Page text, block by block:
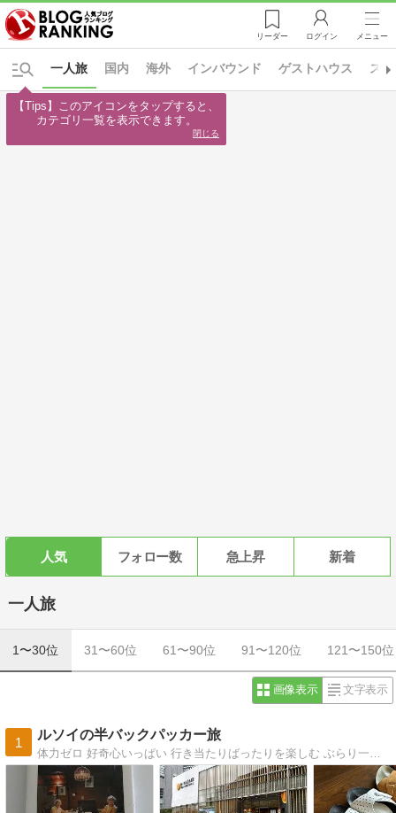
リーダー ログイン メニュー
国内 海外 インバウンド ゲストハウス ス
一人旅
人気 フォロー数 急上昇 新着
一人旅
1〜30位 31〜60位 61〜90位 91〜120位 121〜150位
画像表示 文字表示
1
ルソイの半バックパッカー旅
【Tips】このアイコンをタップすると、
カテゴリ一覧を表示できます。
閉じる